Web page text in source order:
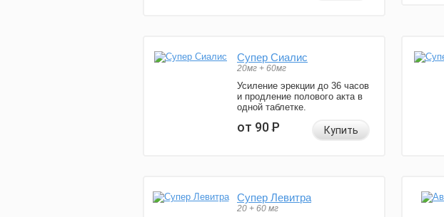
Супер Сиалис
20мг + 60мг
Усиление эрекции до 36 часов
и продление полового акта в
одной таблетке.
от 90Р Купить
Супер Левитра
20 + 60 мг